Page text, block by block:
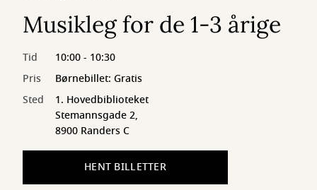
Musikleg for de 1-3 årige
Tid
10:00 - 10:30
Pris
Børnebillet: Gratis
Sted
1. Hovedbiblioteket
Stemannsgade 2,
8900 Randers C
HENT BILLETTER